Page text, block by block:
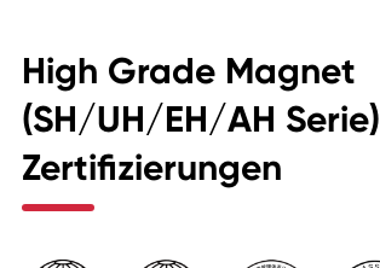
High Grade Magnet
(SH/UH/EH/AH Serie)
Zertifizierungen